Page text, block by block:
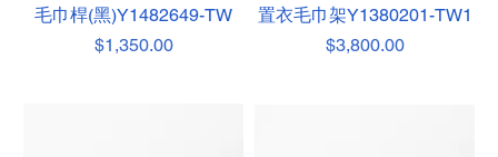
毛巾桿(黑)Y1482649-TW
價格
$1,350.00
置衣毛巾架Y1380201-TW1
價格
$3,800.00